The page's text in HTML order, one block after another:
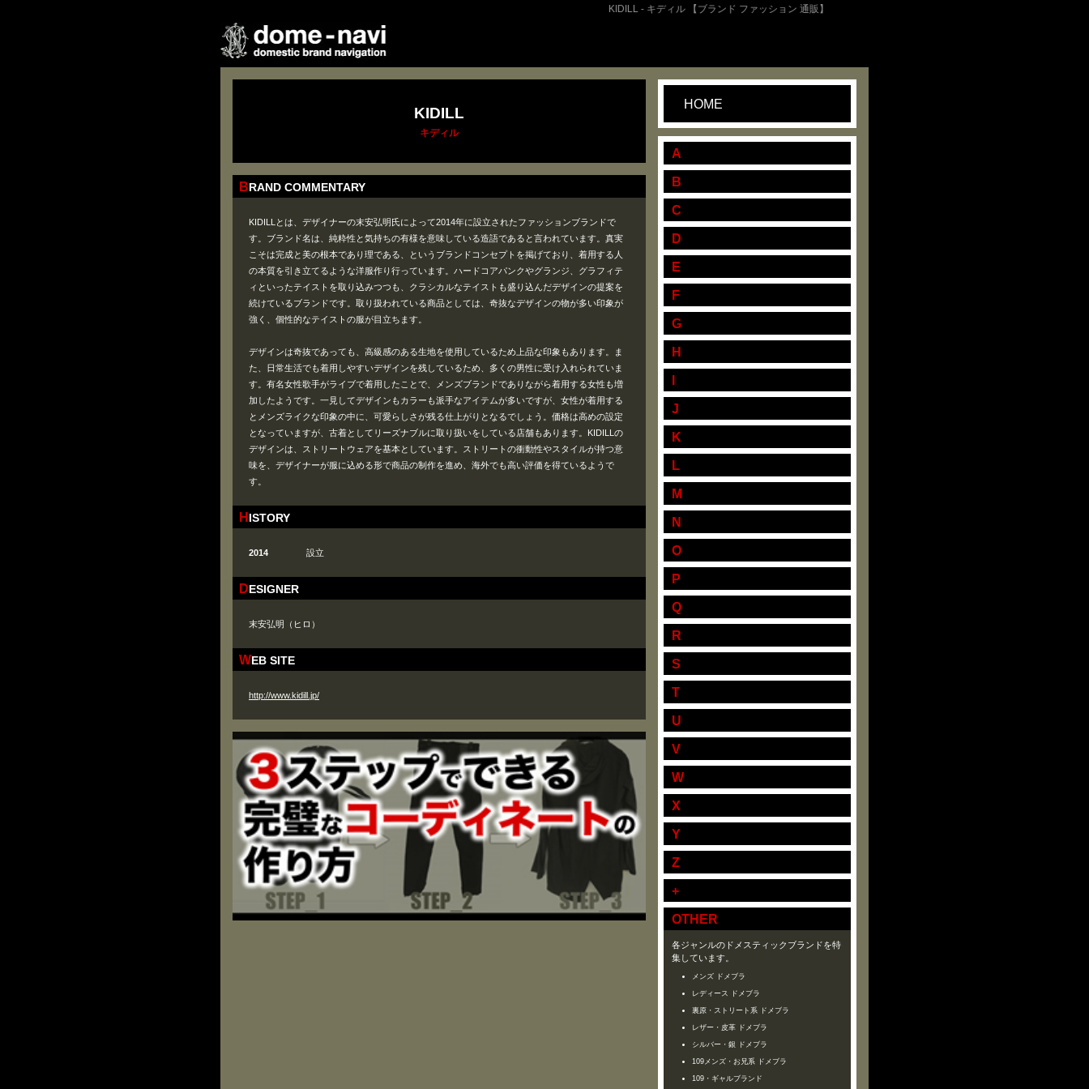
KIDILL - キディル 【ブランド ファッション 通販】
KIDILL
キディル
BRAND COMMENTARY
KIDILLとは、デザイナーの末安弘明氏によって2014年に設立されたファッションブランドで
す。ブランド名は、純粋性と気持ちの有様を意味している造語であると言われています。真実
こそは完成と美の根本であり理である、というブランドコンセプトを掲げており、着用する人
の本質を引き立てるような洋服作り行っています。ハードコアパンクやグランジ、グラフィテ
ィといったテイストを取り込みつつも、クラシカルなテイストも盛り込んだデザインの提案を
続けているブランドです。取り扱われている商品としては、奇抜なデザインの物が多い印象が
強く、個性的なテイストの服が目立ちます。
デザインは奇抜であっても、高級感のある生地を使用しているため上品な印象もあります。ま
た、日常生活でも着用しやすいデザインを残しているため、多くの男性に受け入れられていま
す。有名女性歌手がライブで着用したことで、メンズブランドでありながら着用する女性も増
加したようです。一見してデザインもカラーも派手なアイテムが多いですが、女性が着用する
とメンズライクな印象の中に、可愛らしさが残る仕上がりとなるでしょう。価格は高めの設定
となっていますが、古着としてリーズナブルに取り扱いをしている店舗もあります。KIDILLの
デザインは、ストリートウェアを基本としています。ストリートの衝動性やスタイルが持つ意
味を、デザイナーが服に込める形で商品の制作を進め、海外でも高い評価を得ているようで
す。
HISTORY
2014 設立
DESIGNER
末安弘明（ヒロ）
WEB SITE
http://www.kidill.jp/
HOME
A
B
C
D
E
F
G
H
J
K
L
M
N
O
P
Q
R
S
T
U
V
W
X
Y
Z
+
OTHER
各ジャンルのドメスティックブランドを特
集しています。
メンズ ドメブラ
レディース ドメブラ
裏原・ストリート系 ドメブラ
レザー・皮革 ドメブラ
シルバー・銀 ドメブラ
109メンズ・お兄系 ドメブラ
109・ギャルブランド